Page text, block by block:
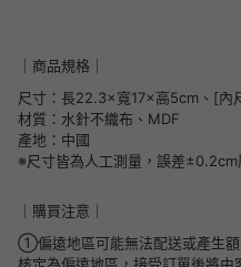
｜商品規格｜
尺寸：長22.3×寬17×高5cm、[
材質：水針不織布、MDF
產地：中國
※尺寸皆為人工測量，誤差±0.2cm
｜購買注意｜
①偏遠地區可能無法配送或產生額